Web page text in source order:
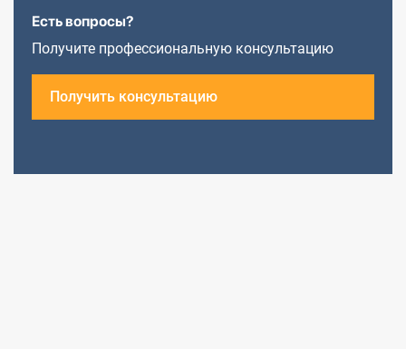
Есть вопросы?
Получите профессиональную консультацию
Получить консультацию